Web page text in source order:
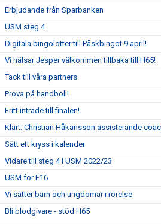
Erbjudande från Sparbanken
USM steg 4
Digitala bingolotter till Påskbingot 9 april!
Vi hälsar Jesper välkommen tillbaka till H65!
Tack till våra partners
Prova på handboll!
Fritt inträde till finalen!
Klart: Christian Håkansson assisterande
Sätt ett kryss i kalender
Vidare till steg 4 i USM 2022/23
USM för F16
Vi sätter barn och ungdomar i rörelse
Bli blodgivare - stöd H65